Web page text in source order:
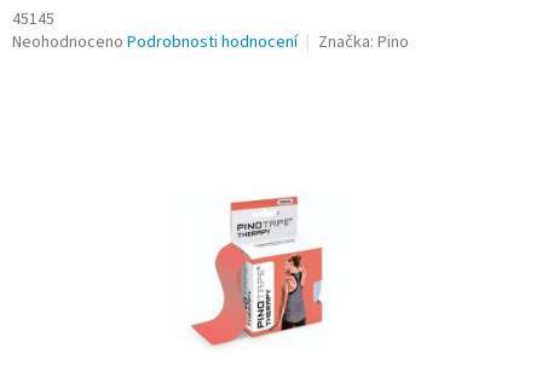
45145
Průměrné
Neohodnoceno Podrobnosti hodnocení Značka: Pino